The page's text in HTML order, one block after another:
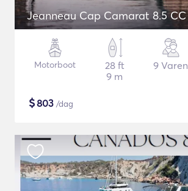
Jeanneau Cap Camarat 8.5 CC
Motorboot
28 ft
9 m
9 Varen
$803 /dag